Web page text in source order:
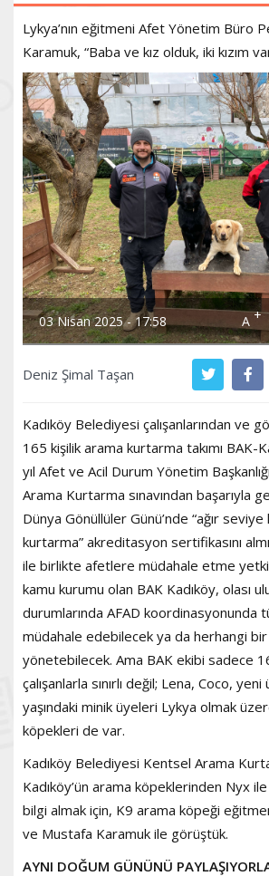
Lykya’nın eğitmeni Afet Yönetim Büro
Karamuk, “Baba ve kız olduk, iki kızım
03 Nisan 2025 - 17:58 A +
Deniz Şimal Taşan
Kadıköy Belediyesi çalışanlarından ve
165 kişilik arama kurtarma takımı BAK-
yıl Afet ve Acil Durum Yönetim
Arama Kurtarma sınavından başarıyla
Dünya Gönüllüler Günü’nde “ağır
kurtarma” akreditasyon sertifikasını
ile birlikte afetlere müdahale etme
kamu kurumu olan BAK Kadıköy, olası
durumlarında AFAD koordinasyonunda
müdahale edebilecek ya da herhangi
yönetebilecek. Ama BAK ekibi sadece
çalışanlarla sınırlı değil; Lena, Coco,
yaşındaki minik üyeleri Lykya olmak
köpekleri de var.
Kadıköy Belediyesi Kentsel Arama
Kadıköy’ün arama köpeklerinden Nyx ile
bilgi almak için, K9 arama köpeği
ve Mustafa Karamuk ile görüştük.
AYNI DOĞUM GÜNÜNÜ